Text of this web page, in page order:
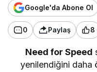
Google'da Abone Ol
0 Paylaş 8
Need for Speed
yenilendiğini daha